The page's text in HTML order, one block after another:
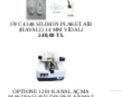
OYC 4348 SİLİKON PLAKET AİR
(HAVALI) 14 MM VİDALI
240,00 TL
OPTİONE 1201 KANAL AÇMA
MAKİNASI (NİLÖR) PASLANMAZ
7.950,00 TL